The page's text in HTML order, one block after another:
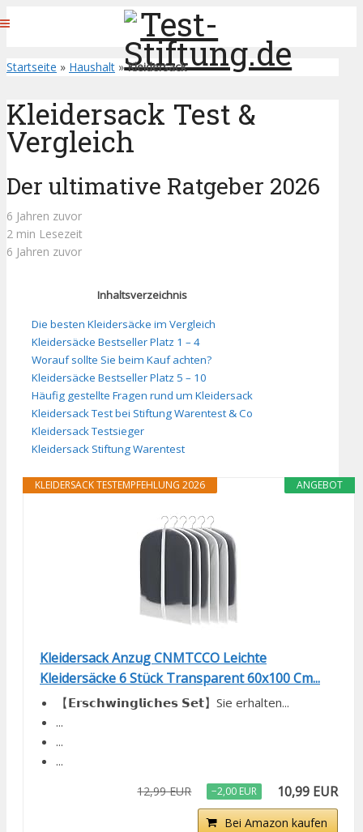
Startseite » Haushalt »Kleidersack
Kleidersack Test &
Vergleich
Der ultimative Ratgeber 2026
6 Jahren zuvor
2 min Lesezeit
6 Jahren zuvor
Inhaltsverzeichnis
Die besten Kleidersäcke im Vergleich
Kleidersäcke Bestseller Platz 1 – 4
Worauf sollte Sie beim Kauf achten?
Kleidersäcke Bestseller Platz 5 – 10
Häufig gestellte Fragen rund um Kleidersack
Kleidersack Test bei Stiftung Warentest & Co
Kleidersack Testsieger
Kleidersack Stiftung Warentest
ANGEBOT
KLEIDERSACK TESTEMPFEHLUNG 2026
Kleidersack Anzug CNMTCCO Leichte
Kleidersäcke 6 Stück Transparent 60x100 Cm...
【𝗘𝗿𝘀𝗰𝗵𝘄𝗶𝗻𝗴𝗹𝗶𝗰𝗵𝗲𝘀 𝗦𝗲𝘁】Sie erhalten...
...
...
...
12,99 EUR −2,00 EUR 10,99 EUR
Bei Amazon kaufen